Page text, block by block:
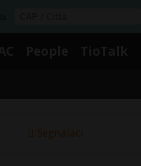
Segnalaci